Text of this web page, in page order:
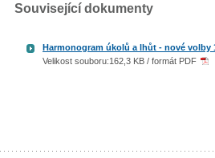
Související dokumenty
Harmonogram úkolů a lhůt - nové volby
Velikost souboru:162,3 KB / formát PDF